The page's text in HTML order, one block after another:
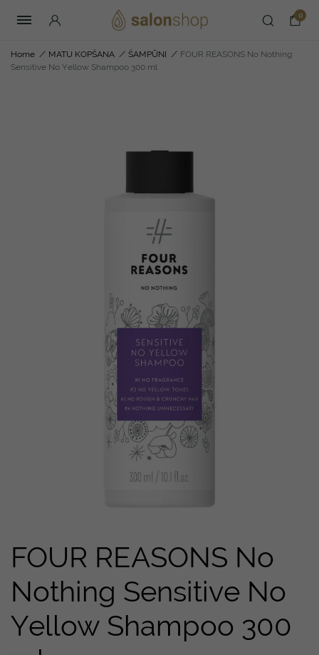
0
Home / MATU KOPŠANA / ŠAMPŪNI / FOUR REASONS No Nothing
Sensitive No Yellow Shampoo 300 ml
FOUR REASONS No
Nothing Sensitive No
Yellow Shampoo 300